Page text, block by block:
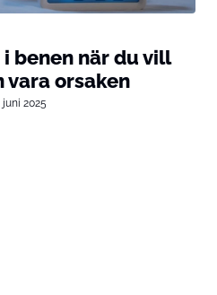
benen när du vill
vara orsaken
juni 2025